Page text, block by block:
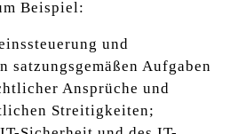
Beispiel:
und
satzungsgemäßen Aufgaben
Ansprüche und
Streitigkeiten;